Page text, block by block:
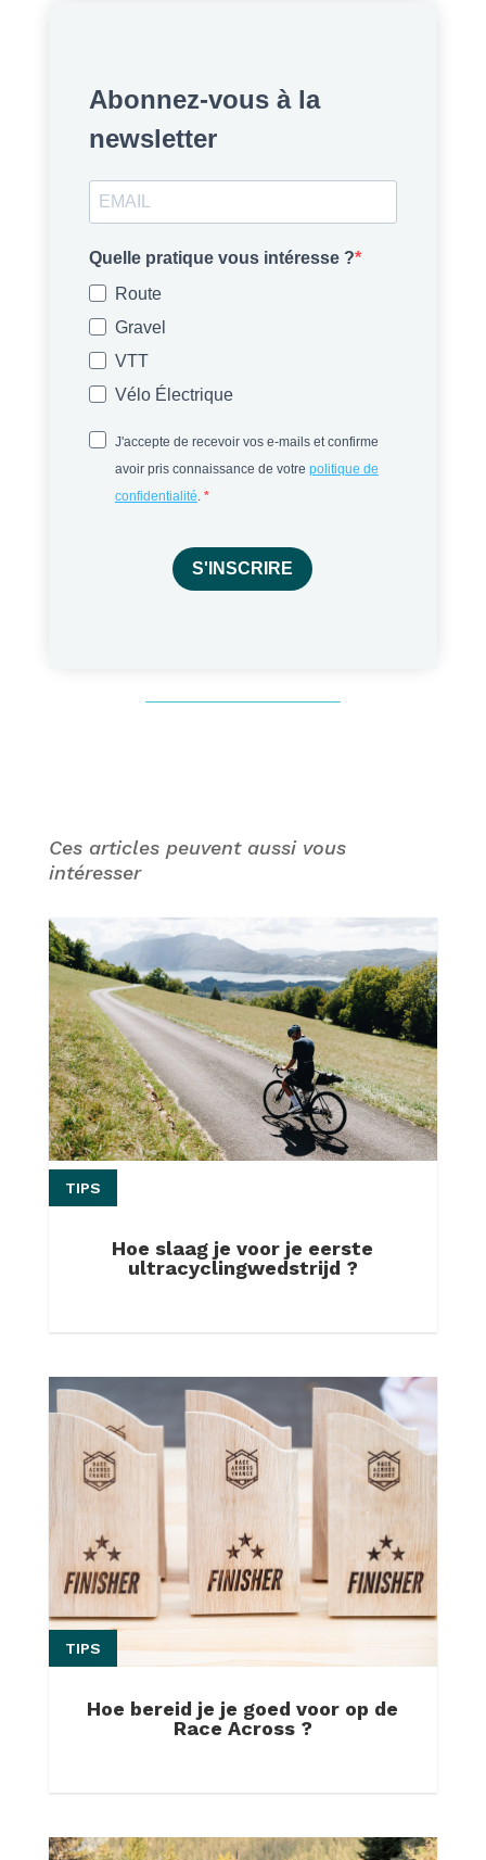
Abonnez-vous à la
newsletter
Quelle pratique vous intéresse ?
Route
Gravel
VTT
Vélo Électrique
J'accepte de recevoir vos e-mails et confirme
avoir pris connaissance de votre politique de
confidentialité.
S'INSCRIRE
Ces articles peuvent aussi vous
intéresser
Hoe slaag je voor je eerste
ultracyclingwedstrijd ?
TIPS
Hoe bereid je je goed voor op de
Race Across ?
TIPS